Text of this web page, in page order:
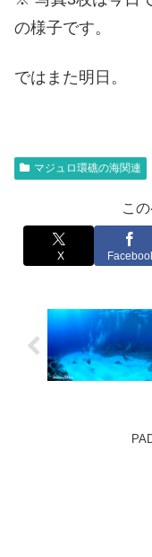
の様子です。
ではまた明日。
マジュロ環礁の海関連
こ
X